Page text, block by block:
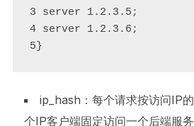
3 server 1.2.3.5;
4 server 1.2.3.6;
5}
ip_hash：每个请求按访问IP
个IP客户端固定访问一个后端服